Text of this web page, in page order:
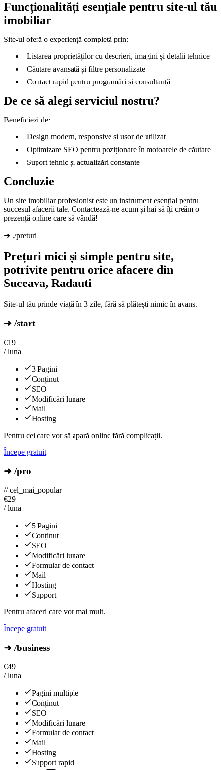
Funcționalități esențiale pentru site-ul tău
imobiliar
Site-ul oferă o experiență completă prin:
Listarea proprietăților cu descrieri, imagini și detalii tehnice
Căutare avansată și filtre personalizate
Contact rapid pentru programări și consultanță
De ce să alegi serviciul nostru?
Beneficiezi de:
Design modern, responsive și ușor de utilizat
Optimizare SEO pentru poziționare în motoarele de căutare
Suport tehnic și actualizări constante
Concluzie
Un site imobiliar profesionist este un instrument esențial pentru
succesul afacerii tale. Contactează-ne acum și hai să îți creăm o
prezență online care să vândă!
➜ ./preturi
Prețuri mici și simple pentru site,
potrivite pentru orice afacere din
Suceava, Radauti
Site-ul tău prinde viață în 3 zile, fără să plătești nimic în avans.
➜ /start
€19
/ luna
3 Pagini
Conținut
SEO
Modificări lunare
Mail
Hosting
Pentru cei care vor să apară online fără complicații.
Începe gratuit
➜ /pro
// cel_mai_popular
€29
/ luna
5 Pagini
Conținut
SEO
Modificări lunare
Formular de contact
Mail
Hosting
Support
Pentru afaceri care vor mai mult.
Începe gratuit
➜ /business
€49
/ luna
Pagini multiple
Conținut
SEO
Modificări lunare
Formular de contact
Mail
Hosting
Support rapid